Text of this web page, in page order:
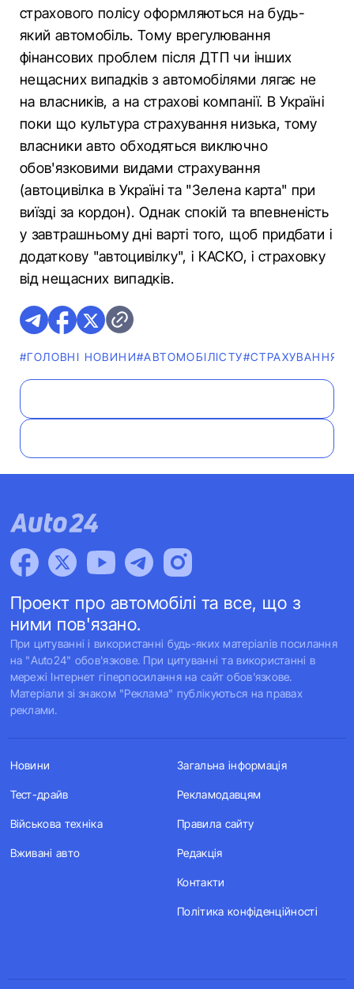
страхового полісу оформляються на будь-
який автомобіль. Тому врегулювання
фінансових проблем після ДТП чи інших
нещасних випадків з автомобілями лягає не
на власників, а на страхові компанії. В Україні
поки що культура страхування низька, тому
власники авто обходяться виключно
обов'язковими видами страхування
(автоцивілка в Україні та "Зелена карта" при
виїзді за кордон). Однак спокій та впевненість
у завтрашньому дні варті того, щоб придбати і
додаткову "автоцивілку", і КАСКО, і страховку
від нещасних випадків.
#ГОЛОВНІ НОВИНИ#АВТОМОБІЛІСТУ#СТРАХУВАННЯ
Проект про автомобілі та все, що з
ними пов'язано.
При цитуванні і використанні будь-яких матеріалів посилання
на "Auto24" обов'язкове. При цитуванні та використанні в
мережі Інтернет гіперпосилання на сайт обов'язкове.
Матеріали зі знаком "Реклама" публікуються на правах
реклами.
Новини
Тест-драйв
Військова техніка
Вживані авто
Загальна інформація
Рекламодавцям
Правила сайту
Редакція
Контакти
Політика конфіденційності